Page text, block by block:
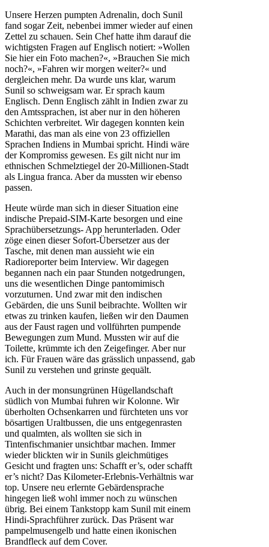
Unsere Herzen pumpten Adrenalin, doch Sunil
fand sogar Zeit, nebenbei immer wieder auf einen
Zettel zu schauen. Sein Chef hatte ihm darauf die
wichtigsten Fragen auf Englisch notiert: »Wollen
Sie hier ein Foto machen?«, »Brauchen Sie mich
noch?«, »Fahren wir morgen weiter?« und
dergleichen mehr. Da wurde uns klar, warum
Sunil so schweigsam war. Er sprach kaum
Englisch. Denn Englisch zählt in Indien zwar zu
den Amtssprachen, ist aber nur in den höheren
Schichten verbreitet. Wir dagegen konnten kein
Marathi, das man als eine von 23 offiziellen
Sprachen Indiens in Mumbai spricht. Hindi wäre
der Kompromiss gewesen. Es gilt nicht nur im
ethnischen Schmelztiegel der 20-Millionen-Stadt
als Lingua franca. Aber da mussten wir ebenso
passen.
Heute würde man sich in dieser Situation eine
indische Prepaid-SIM-Karte besorgen und eine
Sprachübersetzungs- App herunterladen. Oder
zöge einen dieser Sofort-Übersetzer aus der
Tasche, mit denen man aussieht wie ein
Radioreporter beim Interview. Wir dagegen
begannen nach ein paar Stunden notgedrungen,
uns die wesentlichen Dinge pantomimisch
vorzuturnen. Und zwar mit den indischen
Gebärden, die uns Sunil beibrachte. Wollten wir
etwas zu trinken kaufen, ließen wir den Daumen
aus der Faust ragen und vollführten pumpende
Bewegungen zum Mund. Mussten wir auf die
Toilette, krümmte ich den Zeigefinger. Aber nur
ich. Für Frauen wäre das grässlich unpassend, gab
Sunil zu verstehen und grinste gequält.
Auch in der monsungrünen Hügellandschaft
südlich von Mumbai fuhren wir Kolonne. Wir
überholten Ochsenkarren und fürchteten uns vor
bösartigen Uraltbussen, die uns entgegenrasten
und qualmten, als wollten sie sich in
Tintenfischmanier unsichtbar machen. Immer
wieder blickten wir in Sunils gleichmütiges
Gesicht und fragten uns: Schafft er’s, oder schafft
er’s nicht? Das Kilometer-Erlebnis-Verhältnis war
top. Unsere neu erlernte Gebärdensprache
hingegen ließ wohl immer noch zu wünschen
übrig. Bei einem Tankstopp kam Sunil mit einem
Hindi-Sprachführer zurück. Das Präsent war
pampelmusengelb und hatte einen ikonischen
Brandfleck auf dem Cover.